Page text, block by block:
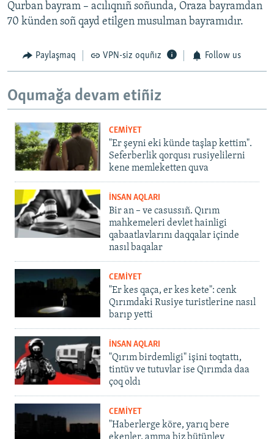
Qurban bayram – acılıqnıñ soñunda, Oraza bayramdan
70 künden soñ qayd etilgen musulman bayramıdır.
Paylaşmaq VPN-siz oquñız Follow us
Oqumağa devam etiñiz
CEMİYET
"Er şeyni eki künde taşlap kettim".
Seferberlik qorqusı rusiyelilerni
kene memleketten quva
İNSAN AQLARI
Bir an – ve casussıñ. Qırım
mahkemeleri devlet hainligi
qabaatlavlarını daqqalar içinde
nasıl baqalar
CEMİYET
"Er kes qaça, er kes kete": cenk
Qırımdaki Rusiye turistlerine nasıl
barıp yetti
İNSAN AQLARI
"Qırım birdemligi" işini toqtattı,
tintüv ve tutuvlar ise Qırımda daa
çoq oldı
CEMİYET
"Haberlerge köre, yarıq bere